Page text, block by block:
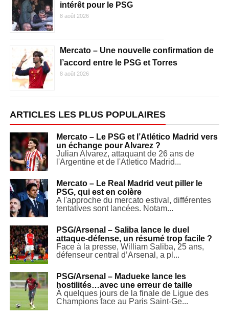
intérêt pour le PSG
8 août 2026
Mercato – Une nouvelle confirmation de
l’accord entre le PSG et Torres
8 août 2026
ARTICLES LES PLUS POPULAIRES
Mercato – Le PSG et l’Atlético Madrid vers
un échange pour Alvarez ?
Julian Alvarez, attaquant de 26 ans de
l'Argentine et de l'Atletico Madrid...
Mercato – Le Real Madrid veut piller le
PSG, qui est en colère
A l'approche du mercato estival, différentes
tentatives sont lancées. Notam...
PSG/Arsenal – Saliba lance le duel
attaque-défense, un résumé trop facile ?
Face à la presse, William Saliba, 25 ans,
défenseur central d’Arsenal, a pl...
PSG/Arsenal – Madueke lance les
hostilités…avec une erreur de taille
À quelques jours de la finale de Ligue des
Champions face au Paris Saint-Ge...